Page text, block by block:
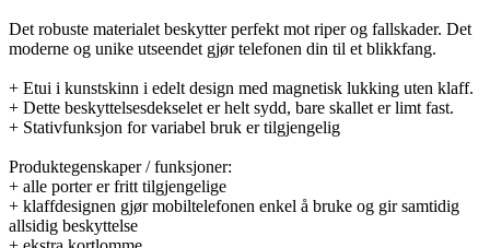
Det robuste materialet beskytter perfekt mot riper og fallskader. Det
moderne og unike utseendet gjør telefonen din til et blikkfang.
+ Etui i kunstskinn i edelt design med magnetisk lukking uten klaff.
+ Dette beskyttelsesdekselet er helt sydd, bare skallet er limt fast.
+ Stativfunksjon for variabel bruk er tilgjengelig
Produktegenskaper / funksjoner:
+ alle porter er fritt tilgjengelige
+ klaffdesignen gjør mobiltelefonen enkel å bruke og gir samtidig
allsidig beskyttelse